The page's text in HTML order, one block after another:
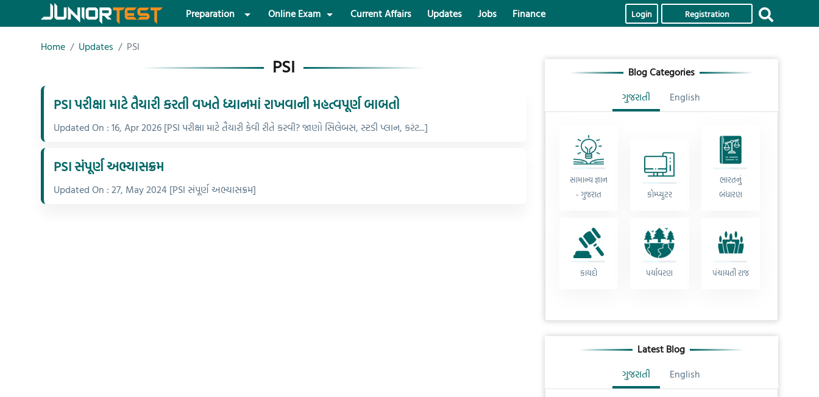
Preparation Online Exam Current Affairs Updates Jobs Finance Login Registration
Home Updates PSI
PSI
PSI પરીક્ષા માટે તૈયારી કરતી વખતે ધ્યાનમાં રાખવાની મહત્વપૂર્ણ બાબતો
Updated On : 16, Apr 2026 [PSI પરીક્ષા માટે તૈયારી કેવી રીતે કરવી? જાણો સિલેબસ, સ્ટડી પ્લાન, કરંટ...]
PSI સંંપૂર્ણ અભ્યાસક્રમ
Updated On : 27, May 2024 [PSI સંંપૂર્ણ અભ્યાસક્રમ]
Blog Categories
ગુજરાતી
English
સામાન્ય જ્ઞાન
- ગુજરાત
કોમ્પ્યુટર
ભારતનું
બંધારણ
કાયદો પર્યાવરણ પંચાયતી રાજ
Latest Blog
ગુજરાતી
English